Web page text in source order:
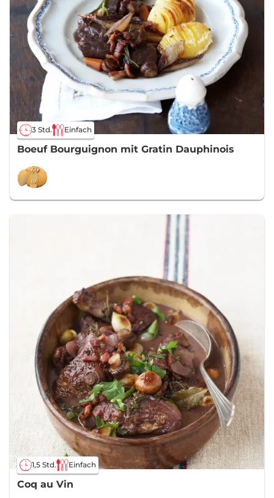
3 Std. Einfach
Boeuf Bourguignon mit Gratin Dauphinois
1,5 Std. Einfach
Coq au Vin